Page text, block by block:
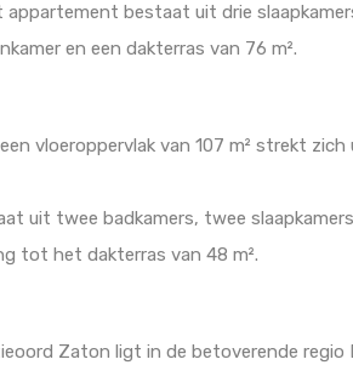
bestaat uit drie
en een dakterras van 76 m².
vloeroppervlak van 107 m² strekt
uit twee badkamers, twee
tot het dakterras van 48 m².
Zaton ligt in de betoverende regio